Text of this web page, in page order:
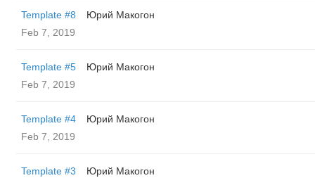
Template #8
Юрий Макогон
Feb 7, 2019
Template #5
Юрий Макогон
Feb 7, 2019
Template #4
Юрий Макогон
Feb 7, 2019
Template #3
Юрий Макогон